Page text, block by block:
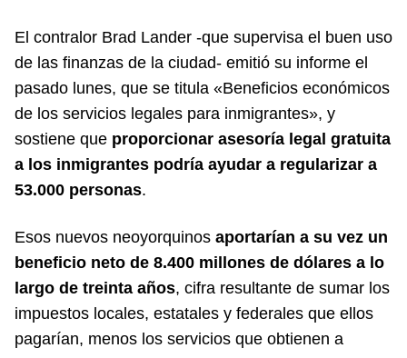
El contralor Brad Lander -que supervisa el buen uso
de las finanzas de la ciudad- emitió su informe el
pasado lunes, que se titula «Beneficios económicos
de los servicios legales para inmigrantes», y
sostiene que proporcionar asesoría legal gratuita
a los inmigrantes podría ayudar a regularizar a
53.000 personas.
Esos nuevos neoyorquinos aportarían a su vez un
beneficio neto de 8.400 millones de dólares a lo
largo de treinta años, cifra resultante de sumar los
impuestos locales, estatales y federales que ellos
pagarían, menos los servicios que obtienen a